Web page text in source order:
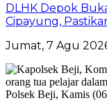
DLHK Depok
Cipayung,
Jumat, 7 Agu